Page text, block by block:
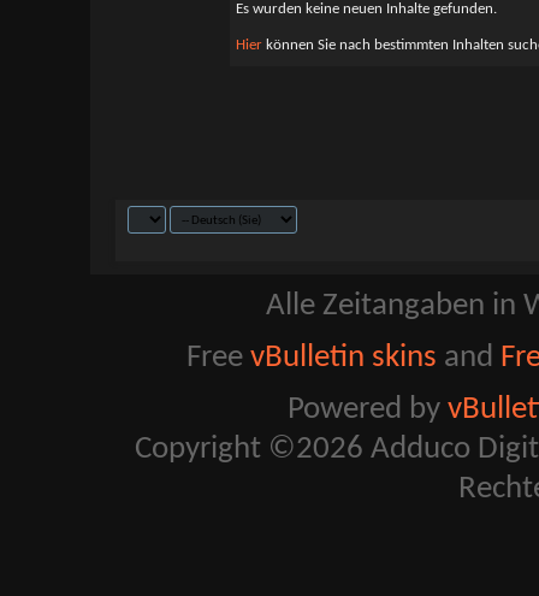
Es wurden keine neuen Inhalte gefunden.
Hier können Sie nach bestimmten Inhalten
Alle Zeitangaben in
Free vBulletin skins and
Powered by
Copyright ©2026 Adduco